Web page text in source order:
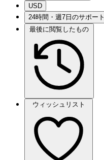
USD
24時間・週7日のサポート
最後に閲覧したもの
ウィッシュリスト